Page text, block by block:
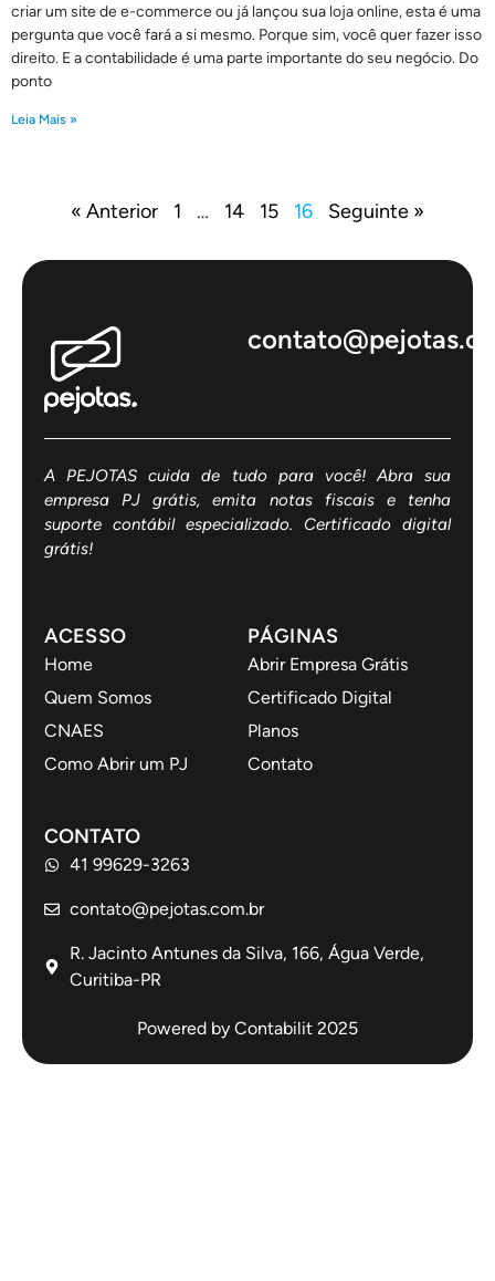
criar um site de e-commerce ou já lançou sua loja online, esta é uma
pergunta que você fará a si mesmo. Porque sim, você quer fazer isso
direito. E a contabilidade é uma parte importante do seu negócio. Do
ponto
Leia Mais »
« Anterior 1 … 14 15 16 Seguinte »
A PEJOTAS cuida de tudo para você! Abra sua
empresa PJ grátis, emita notas fiscais e tenha
suporte contábil especializado. Certificado digital
grátis!
ACESSO
Home
Quem Somos
CNAES
Como Abrir um PJ
PÁGINAS
Abrir Empresa Grátis
Certificado Digital
Planos
Contato
CONTATO
41 99629-3263
contato@pejotas.com.br
R. Jacinto Antunes da Silva, 166, Água Verde,
Curitiba-PR
Powered by Contabilit 2025